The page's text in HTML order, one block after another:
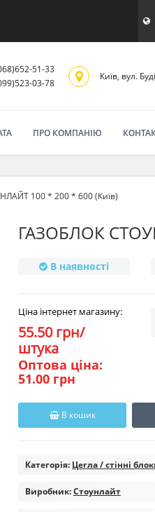
51-33
03-78
Київ, вул.
ПРО КОМПАНІЮ
100 * 200 * 600 (Київ)
ГАЗОБЛОК
В наявності
Ціна інтернет магазину:
55.50 грн/
штука
Оптова ціна:
51.00 грн
В кошик
Категорія: Цегла / стінні
Виробник:Стоунлайт